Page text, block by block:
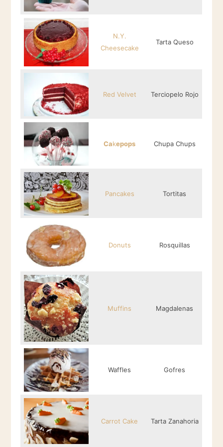
N.Y.
Cheesecake
Tarta Queso
Red Velvet Terciopelo Rojo
Cakepops Chupa Chups
Pancakes Tortitas
Donuts Rosquillas
Muffins Magdalenas
Waffles Gofres
Carrot Cake Tarta Zanahoria